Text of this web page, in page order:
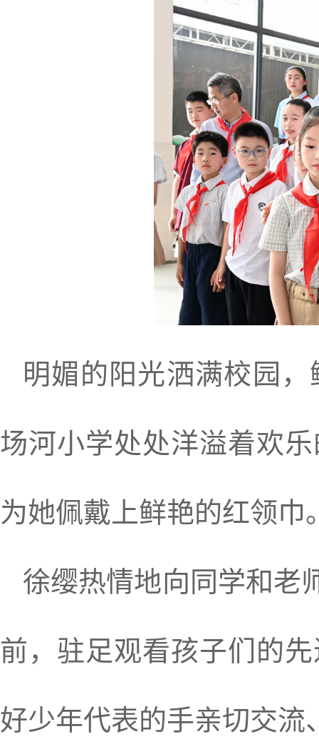
明媚的阳光洒满校园
场河小学处处洋溢着欢
为她佩戴上鲜艳的红领巾
徐缨热情地向同学和老
前，驻足观看孩子们的
好少年代表的手亲切交流